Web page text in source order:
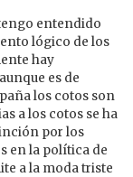
entendido
lógico de los
hay
es de
los cotos son
a los cotos se ha
por los
en la política de
a la moda triste